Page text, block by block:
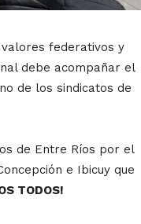
federativos y
debe acompañar el
de los sindicatos de
de Entre Ríos por el
e Ibicuy que
TODOS!